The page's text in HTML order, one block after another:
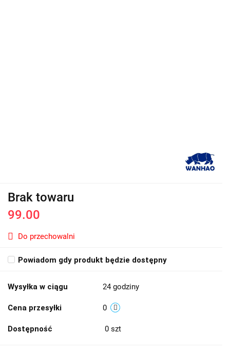
Brak towaru
99.00
Do przechowalni
Powiadom gdy produkt będzie dostępny
Wysyłka w ciągu 24 godziny
Cena przesyłki 0
Dostępność 0 szt